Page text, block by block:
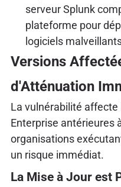
serveur Splunk
plateforme pour
logiciels
Versions
d'Atténuation
La vulnérabilité affecte
Enterprise antérieures
organisations
un risque immédiat.
La Mise à Jour est